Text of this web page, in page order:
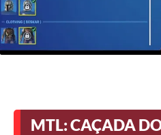
MTL: CAÇADA